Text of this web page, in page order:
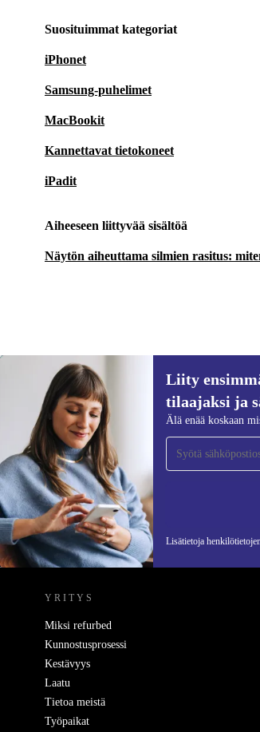
Suosituimmat kategoriat
iPhonet
Samsung-puhelimet
MacBookit
Kannettavat tietokoneet
iPadit
Aiheeseen liittyvää sisältöä
Näytön aiheuttama silmien rasitus:
89 € 479 €(-81%)
Liity
tilaajaksi ja
Älä enää koskaan
Lisätietoja
Liity ensimmäistä kertaa
tilaajaksi ja säästä 15 €!
Älä missaa enää yhtäkään
REFURBED SUOMI - RETHINK
YRITYS
Miksi refurbed
Kunnostusprosessi
Kestävyys
Laatu
Tietoa meistä
Työpaikat